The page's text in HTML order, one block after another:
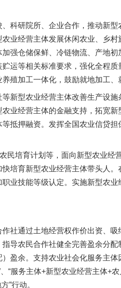
科研院所、企业合作，推动新型
业经营主体发展休闲农业、乡村
强仓储保鲜、冷链物流、产地初
运等相关标准要求，强化全程质
殖加工一体化，鼓励就地加工、
新型农业经营主体改善生产设施
业经营主体的金融支持，拓宽新
抵押融资。发挥全国农业信贷担
培育计划等，面向新型农业经
培育新型农业经营主体带头人。
业技能等级认定。实施新型农业
社通过土地经营权作价出资、吸
导农民合作社健全完善盈余分配
盈余。支持农业社会化服务主体
“服务主体+新型农业经营主体+农
”行动。
“神药”背后的真相